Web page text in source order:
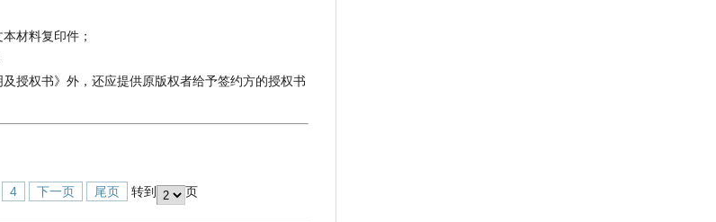
等文本材料复印件；
印件；
授权书》外，还应提供原版权者给予签约方的授权书
4 下一页 尾页 转到 页